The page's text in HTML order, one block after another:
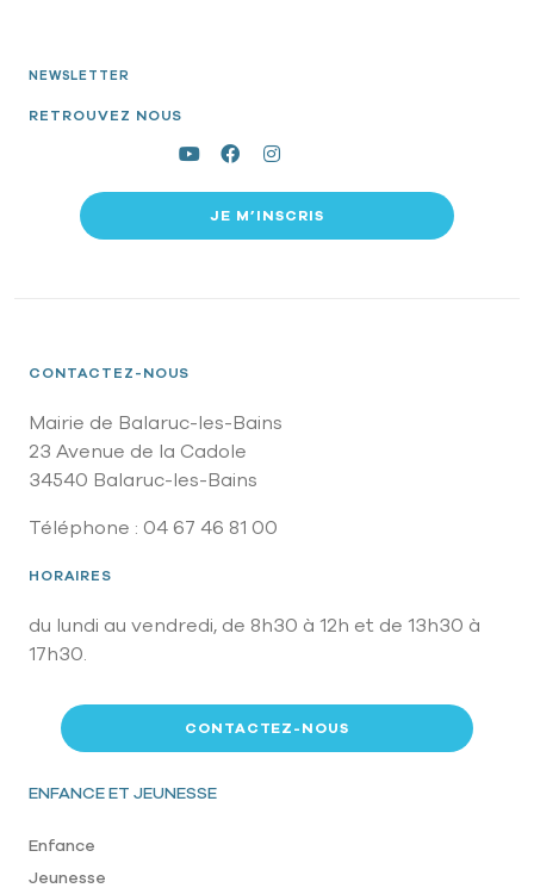
NEWSLETTER
JE M’INSCRIS
RETROUVEZ NOUS
CONTACTEZ-NOUS
Mairie de Balaruc-les-Bains
23 Avenue de la Cadole
34540 Balaruc-les-Bains
Téléphone : 04 67 46 81 00
HORAIRES
du lundi au vendredi, de 8h30 à 12h et de 13h30 à
17h30.
CONTACTEZ-NOUS
Pied de page
ENFANCE ET JEUNESSE
Enfance
Jeunesse